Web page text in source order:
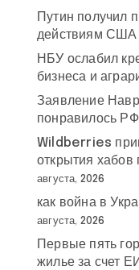
Путин получил
действиям США
НБУ ослабил
бизнеса и
Заявление
понравилось
Wildberries
открытия хабов
августа, 2026
как война в
августа, 2026
Первые пять
жилье за счет